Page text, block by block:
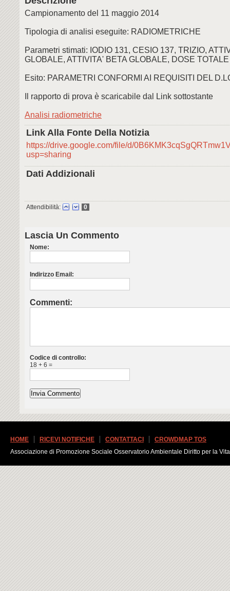
Campionamento del 11 maggio 2014
Tipologia di analisi eseguite: RADIOMETRICHE
Parametri stimati: IODIO 131, CESIO 137, TRIZIO,
GLOBALE, ATTIVITA' BETA GLOBALE, DOSE
Esito: PARAMETRI CONFORMI AI REQUISITI DEL
Il rapporto di prova è scaricabile dal Link sottostante
Analisi radiometriche
Link Alla Fonte Della Notizia
https://drive.google.com/file/d/
usp=sharing
Dati Addizionali
Attendibilità: 0
Lascia Un Commento
Nome:
Indirizzo Email:
Commenti:
Codice di controllo:
18 + 6 =
HOME RICEVI NOTIFICHE CONTATTACI
CROWDMAP TOS
Associazione di Promozione Sociale Osservatorio Ambientale Diritto per la Vita